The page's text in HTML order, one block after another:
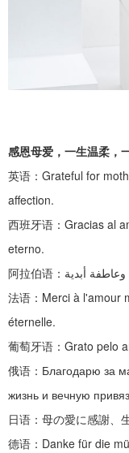
感恩母爱，一生温柔，
英语： Grateful for
affection.
西班牙语： Gracias al
eterno.
阿拉伯语：
法语： Merci à l'amour
éternelle.
葡萄牙语： Grato pelo
俄语： Благодарю за
жизнь и вечную
日语：母の愛に感謝、
德语： Danke für die